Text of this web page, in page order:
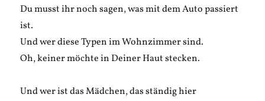
Du musst ihr noch sagen, was mit dem Auto passiert
ist.
Und wer diese Typen im Wohnzimmer sind.
Oh, keiner möchte in Deiner Haut stecken.
Und wer ist das Mädchen, das ständig hier